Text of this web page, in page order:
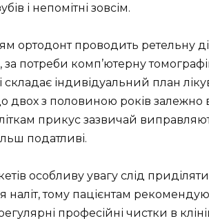
і непомітні зовсім.
ортодонт проводить ретельну
потреби комп’ютерну
індивідуальний план
двох з половиною років залежно
прикус зазвичай
податливі.
особливу увагу слід приділяти
наліт, тому пацієнтам
професійні чистки в